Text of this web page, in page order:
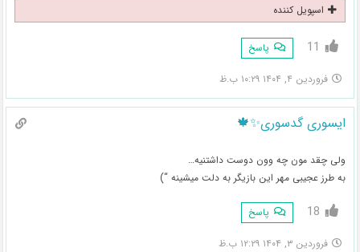
اسپویل کننده
11 پاسخ
فروردین ۴, ۱۴۰۴ ۱۰:۲۹ ب.ظ
ایسوری گدسوری✨️🍁
ولی چقد مون چه وون دوست داشتنیه…
به طرز عجیبی مهر این بازیگر به دلت میشینه “)
18 پاسخ
فروردین ۳, ۱۴۰۴ ۱۲:۲۹ ب.ظ